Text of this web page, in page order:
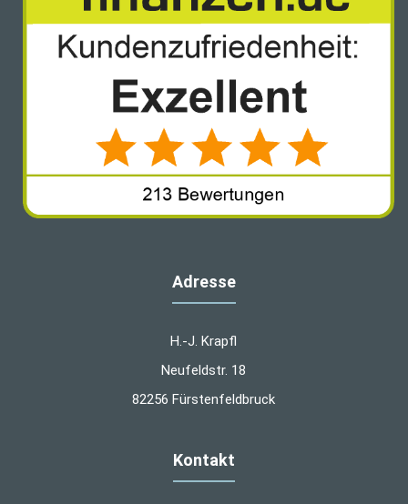
Adresse
H.-J. Krapfl
Neufeldstr. 18
82256 Fürstenfeldbruck
Kontakt